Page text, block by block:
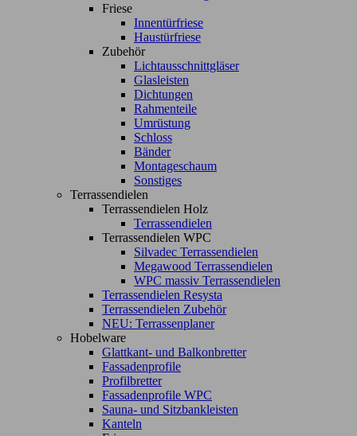
Friese
Innentürfriese
Haustürfriese
Zubehör
Lichtausschnittgläser
Glasleisten
Dichtungen
Rahmenteile
Umrüstung
Schloss
Bänder
Montageschaum
Sonstiges
Terrassendielen
Terrassendielen Holz
Terrassendielen
Terrassendielen WPC
Silvadec Terrassendielen
Megawood Terrassendielen
WPC massiv Terrassendielen
Terrassendielen Resysta
Terrassendielen Zubehör
NEU: Terrassenplaner
Hobelware
Glattkant- und Balkonbretter
Fassadenprofile
Profilbretter
Fassadenprofile WPC
Sauna- und Sitzbankleisten
Kanteln